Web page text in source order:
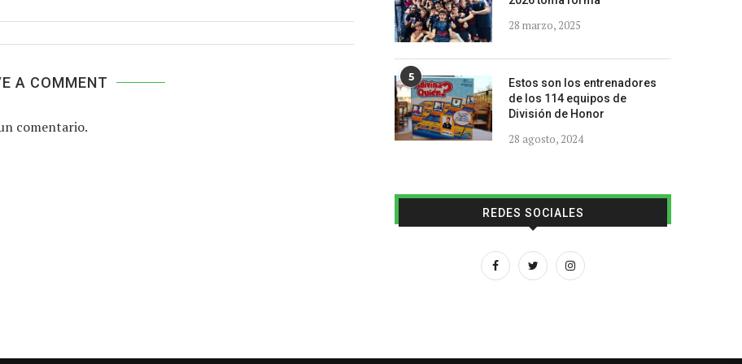
A COMMENT
comentario.
28 marzo, 2025
5
Estos son los entrenadores
de los 114 equipos de
División de Honor
28 agosto, 2024
REDES SOCIALES